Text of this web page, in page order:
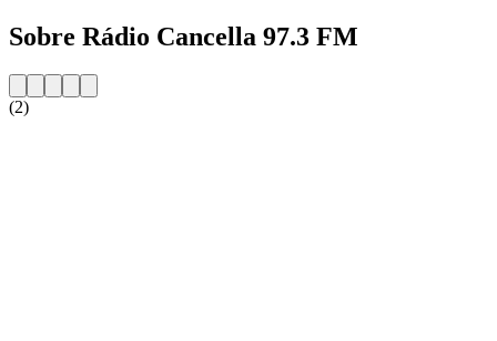
Sobre Rádio Cancella 97.3 FM
(2)